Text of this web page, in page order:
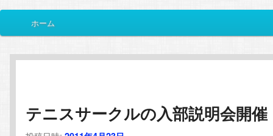
イ
メ
イ
コ
サ
ブ
ン
ホーム
テニスサークルの入部説明会開催